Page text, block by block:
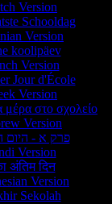
Schooldag
koolipäev
Jour d'École
μέρα στο σχολείο
פרק א - היום
अंतिम दिन
Sekolah